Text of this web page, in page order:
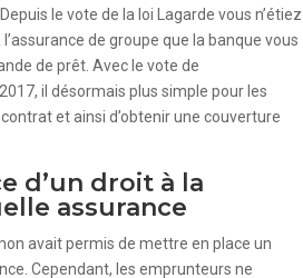
le vote de la loi Lagarde vous n’étiez
de groupe que la banque vous
de prêt. Avec le vote de
il désormais plus simple pour les
et ainsi d’obtenir une couverture
d’un droit à la
assurance
avait permis de mettre en place un
Cependant, les emprunteurs ne